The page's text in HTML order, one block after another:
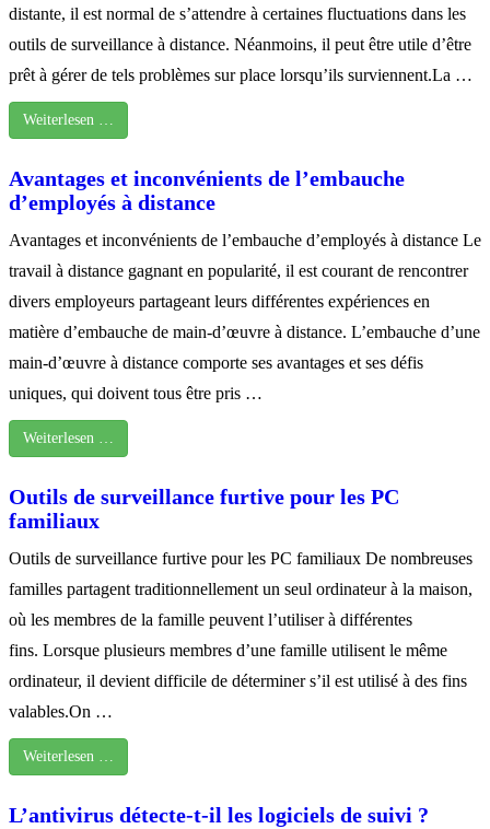
distante, il est normal de s’attendre à certaines fluctuations dans les
outils de surveillance à distance. Néanmoins, il peut être utile d’être
prêt à gérer de tels problèmes sur place lorsqu’ils surviennent.La …
Weiterlesen …
Avantages et inconvénients de l’embauche
d’employés à distance
Avantages et inconvénients de l’embauche d’employés à distance Le
travail à distance gagnant en popularité, il est courant de rencontrer
divers employeurs partageant leurs différentes expériences en
matière d’embauche de main-d’œuvre à distance. L’embauche d’une
main-d’œuvre à distance comporte ses avantages et ses défis
uniques, qui doivent tous être pris …
Weiterlesen …
Outils de surveillance furtive pour les PC
familiaux
Outils de surveillance furtive pour les PC familiaux De nombreuses
familles partagent traditionnellement un seul ordinateur à la maison,
où les membres de la famille peuvent l’utiliser à différentes
fins. Lorsque plusieurs membres d’une famille utilisent le même
ordinateur, il devient difficile de déterminer s’il est utilisé à des fins
valables.On …
Weiterlesen …
L’antivirus détecte-t-il les logiciels de suivi ?